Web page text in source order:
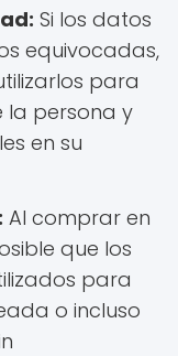
Si los datos
equivocadas,
para
persona y
en su
Al comprar en
que los
para
o incluso